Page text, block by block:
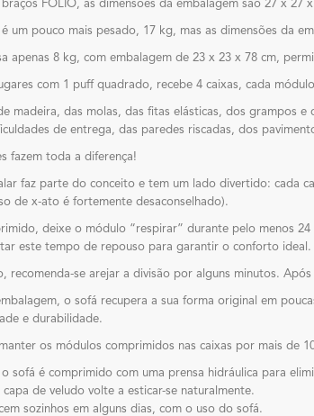
FOLIO, as dimensões da embalagem são 27 x 27
um pouco mais pesado, 17 kg, mas as dimensões da
apenas 8 kg, com embalagem de 23 x 23 x 78 cm,
com 1 puff quadrado, recebe 4 caixas, cada
madeira, das molas, das fitas elásticas, dos grampos
de entrega, das paredes riscadas, dos
fazem toda a diferença!
faz parte do conceito e tem um lado divertido: cada
de x-ato é fortemente desaconselhado).
deixe o módulo “respirar” durante pelo menos
este tempo de repouso para garantir o conforto ideal.
recomenda-se arejar a divisão por alguns minutos.
o sofá recupera a sua forma original em
e durabilidade.
os módulos comprimidos nas caixas por mais de
sofá é comprimido com uma prensa hidráulica para
capa de veludo volte a esticar-se naturalmente.
sozinhos em alguns dias, com o uso do sofá.